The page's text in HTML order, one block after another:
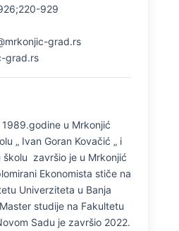
929
grad.rs
grad.rs
1989.godine u Mrkonjić
„ Ivan Goran Kovačić „ i
školu završio je u Mrkonjić
Ekonomista stiče na
Univerziteta u Banja
studije na Fakultetu
Sadu je završio 2022.